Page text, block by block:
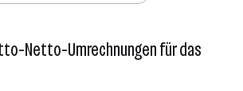
Netto-Umrechnungen für das